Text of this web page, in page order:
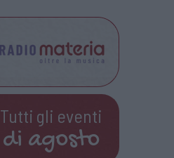
Tutti gli eventi
di agosto